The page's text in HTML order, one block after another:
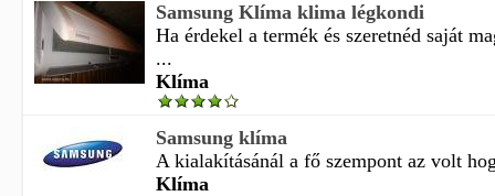
Samsung Klíma klima légkondi
Ha érdekel a termék és szeretnéd saját
...
Klíma
Samsung klíma
A kialakításánál a fő szempont az volt
Klíma